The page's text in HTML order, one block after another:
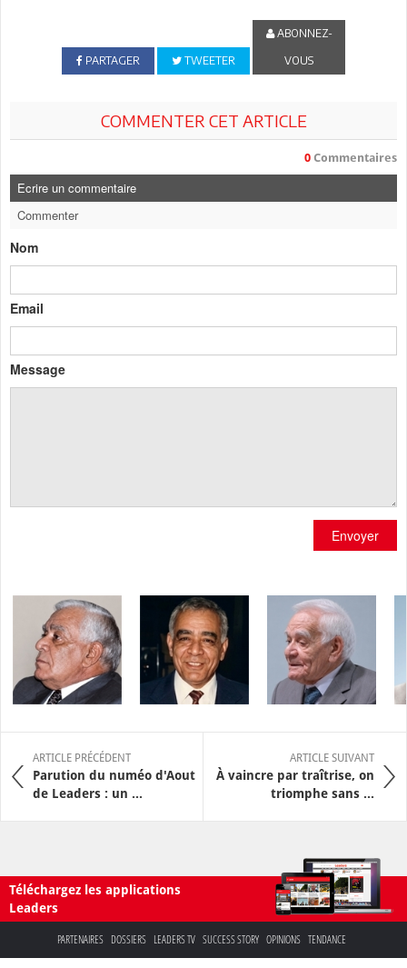
PARTAGER TWEETER
ABONNEZ-
VOUS
COMMENTER CET ARTICLE
0 Commentaires
Ecrire un commentaire
Commenter
Nom
Email
Message
Envoyer
ARTICLE PRÉCÉDENT
Parution du numéo d'Aout
de Leaders : un ...
ARTICLE SUIVANT
À vaincre par traîtrise, on
triomphe sans ...
Téléchargez les applications
Leaders
PARTENAIRES DOSSIERS LEADERS TV SUCCESS STORY OPINIONS TENDANCE